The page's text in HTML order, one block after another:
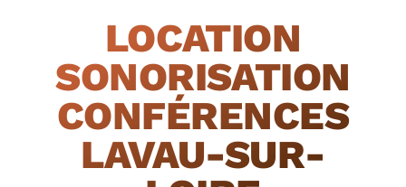
LOCATION
SONORISATION
CONFÉRENCES
LAVAU-SUR-